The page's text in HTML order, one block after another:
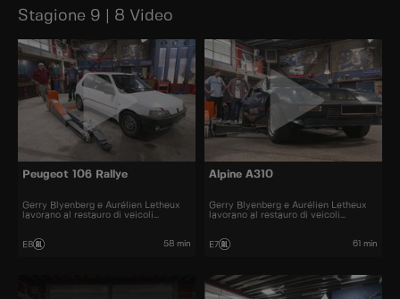
Stagione 9 | 8 Video
Peugeot 106 Rallye
Gerry Blyenberg e Aurélien Letheux
lavorano al restauro di veicoli
E8 58 min
Alpine A310
Gerry Blyenberg e Aurélien Letheux
lavorano al restauro di veicoli
E7 61 min